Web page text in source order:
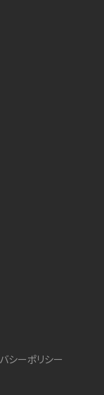
シーポリシー